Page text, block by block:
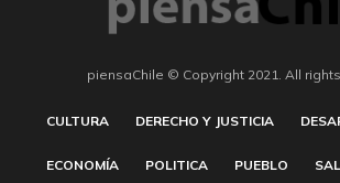
piensaChile © Copyright 2021. All
CULTURA DERECHO Y JUSTICIA
ECONOMÍA POLITICA PUEBLO